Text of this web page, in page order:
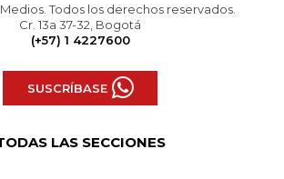
Todos los derechos reservados.
Cr. 13a 37-32, Bogotá
(+57) 1 4227600
SUSCRÍBASE
LAS SECCIONES